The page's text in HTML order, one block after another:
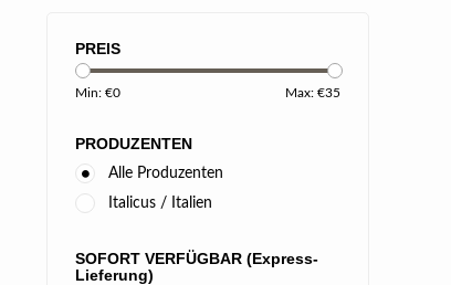
PREIS
Min: €0 Max: €35
PRODUZENTEN
Alle Produzenten
Italicus / Italien
SOFORT VERFÜGBAR (Express-
Lieferung)